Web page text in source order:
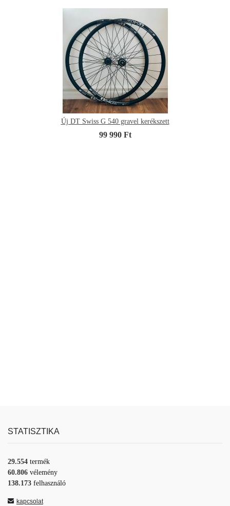
Új DT Swiss G 540 gravel kerékszett
99 990 Ft
STATISZTIKA
29.554 termék
60.806 vélemény
138.173 felhasználó
kapcsolat